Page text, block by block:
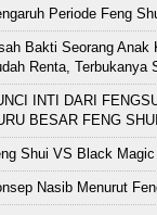
Periode Feng
Bakti Seorang Anak
Renta, Terbukanya
INTI DARI
BESAR FENG
Shui VS Black Magic
Nasib Menurut